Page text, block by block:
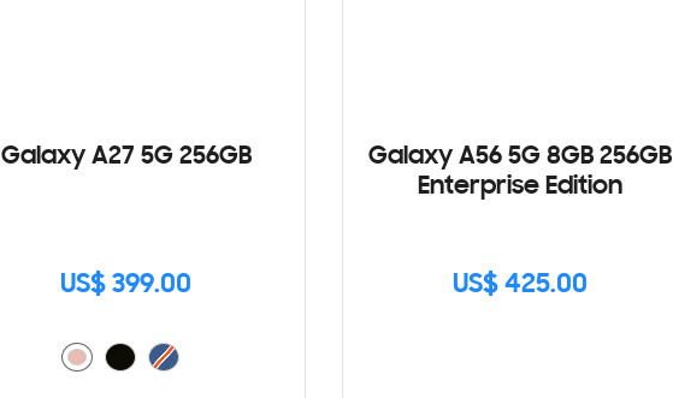
Galaxy A27 5G 256GB
US$ 399.00
Galaxy A56 5G 8GB 256GB
Enterprise Edition
US$ 425.00